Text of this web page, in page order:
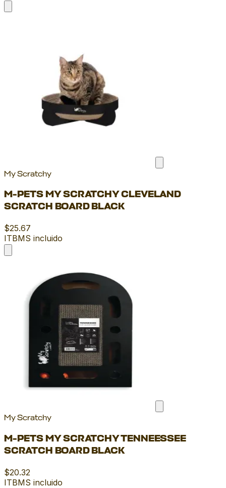
My Scratchy
M-PETS MY SCRATCHY CLEVELAND
SCRATCH BOARD BLACK
$25.67
ITBMS incluido
My Scratchy
M-PETS MY SCRATCHY TENNEESSEE
SCRATCH BOARD BLACK
$20.32
ITBMS incluido